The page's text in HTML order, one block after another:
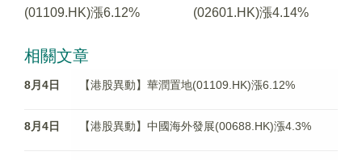
(01109.HK)漲6.12%
(02601.HK)漲4.14%
相關文章
8月4日 【港股異動】華潤置地(01109.HK)漲6.12%
8月4日 【港股異動】中國海外發展(00688.HK)漲4.3%